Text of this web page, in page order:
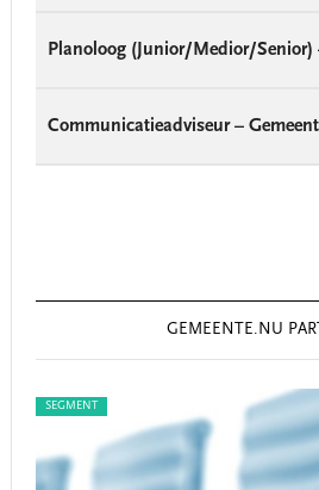
Planoloog (Junior/Medior/Senior)
Communicatieadviseur –
GEMEENTE.NU
SEGMENT